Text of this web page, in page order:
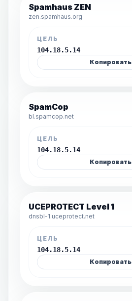
Spamhaus ZEN
zen.spamhaus.org
ЦЕЛЬ
104.18.5.14
Копировать
SpamCop
bl.spamcop.net
ЦЕЛЬ
104.18.5.14
Копировать
UCEPROTECT Level 1
dnsbl-1.uceprotect.net
ЦЕЛЬ
104.18.5.14
Копировать